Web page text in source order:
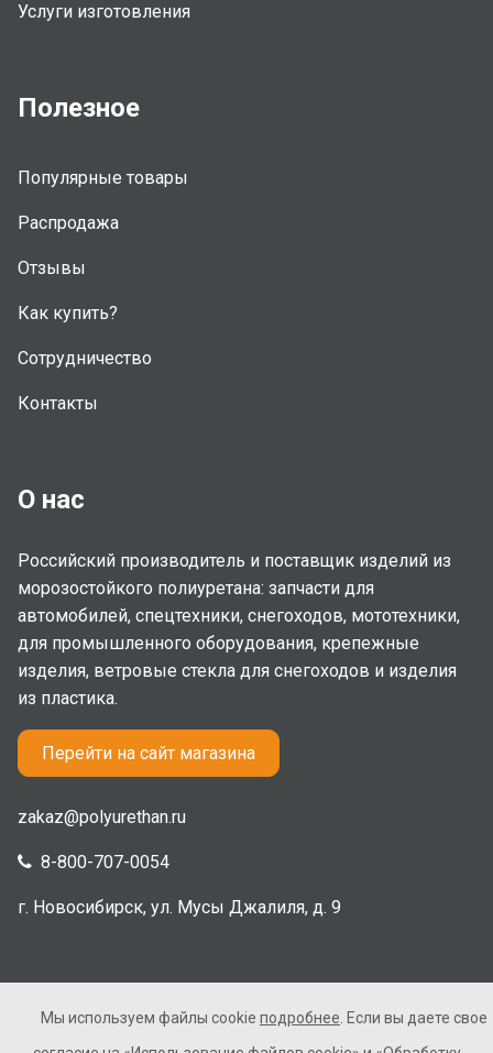
Услуги изготовления
Полезное
Популярные товары
Распродажа
Отзывы
Как купить?
Сотрудничество
Контакты
О нас
Российский производитель и поставщик изделий из
морозостойкого полиуретана: запчасти для
автомобилей, спецтехники, снегоходов, мототехники,
для промышленного оборудования, крепежные
изделия, ветровые стекла для снегоходов и изделия
из пластика.
Перейти на сайт магазина
zakaz@polyurethan.ru
8-800-707-0054
г. Новосибирск, ул. Мусы Джалиля, д. 9
2005-2026 © Полиуретан. Все права защищены. Не
Мы используем файлы cookie подробнее . Если вы даете свое